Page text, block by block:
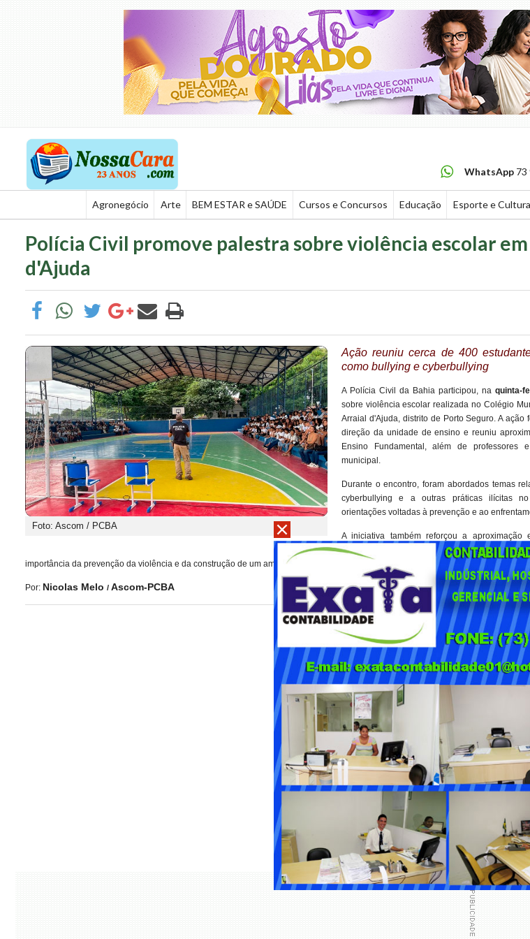
WhatsApp 73
Agronegócio Arte BEM ESTAR e SAÚDE Cursos e Concursos Educação Esporte e Cultura
Polícia Civil promove palestra sobre violência escolar
d'Ajuda
Foto: Ascom / PCBA
Ação reuniu cerca de 400
como bullying e cyberbullying
A Polícia Civil da Bahia participou, naquinta-
sobre violência escolar realizada no Colégio
Arraial d'Ajuda, distrito de Porto Seguro. A ação
direção da unidade de ensino e reuniu
Ensino Fundamental, além de professores
municipal.
Durante o encontro, foram abordados temas
cyberbullying e a outras práticas ilícitas
orientações voltadas à prevenção e ao
A iniciativa também reforçou a
comunidade escolar, promovendo o diálogo e
importância da prevenção da violência e da construção de um ambiente escolar mais seguro.
Por: Nicolas Melo / Ascom-PCBA